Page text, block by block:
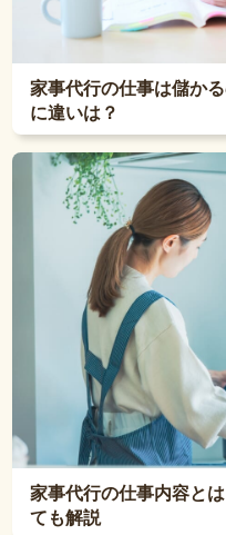
家事代行の仕事は儲か
に違いは？
家事代行の仕事内容と
ても解説